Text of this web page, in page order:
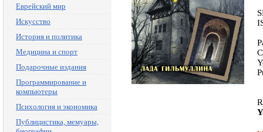
Еврейский мир
Искусство
История и политика
Медицина и спорт
Подарочные издания
Программирование и
компьютеры
Психология и экономика
Публицистика, мемуары,